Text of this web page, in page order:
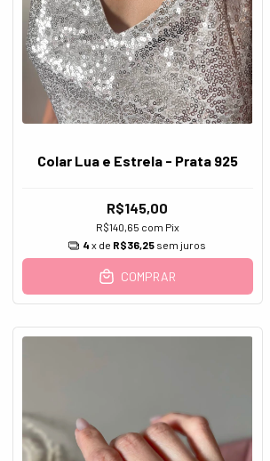
Colar Lua e Estrela - Prata 925
R$145,00
R$140,65 com Pix
4 x de R$36,25 sem juros
COMPRAR